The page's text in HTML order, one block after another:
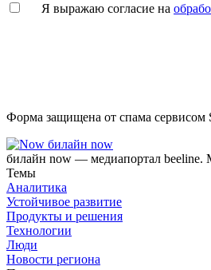
Я выражаю согласие на
Форма защищена от спама сервисом
билайн now
билайн now — медиапортал beeline.
Темы
Аналитика
Устойчивое развитие
Продукты и решения
Технологии
Люди
Новости региона